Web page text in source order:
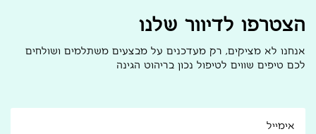
הצטרפו לדיוור שלנו
אנחנו לא מציקים, רק מעדכנים על מבצעים משתלמים ושולחים
לכם טיפים שווים לטיפול נכון בריהוט הגינה